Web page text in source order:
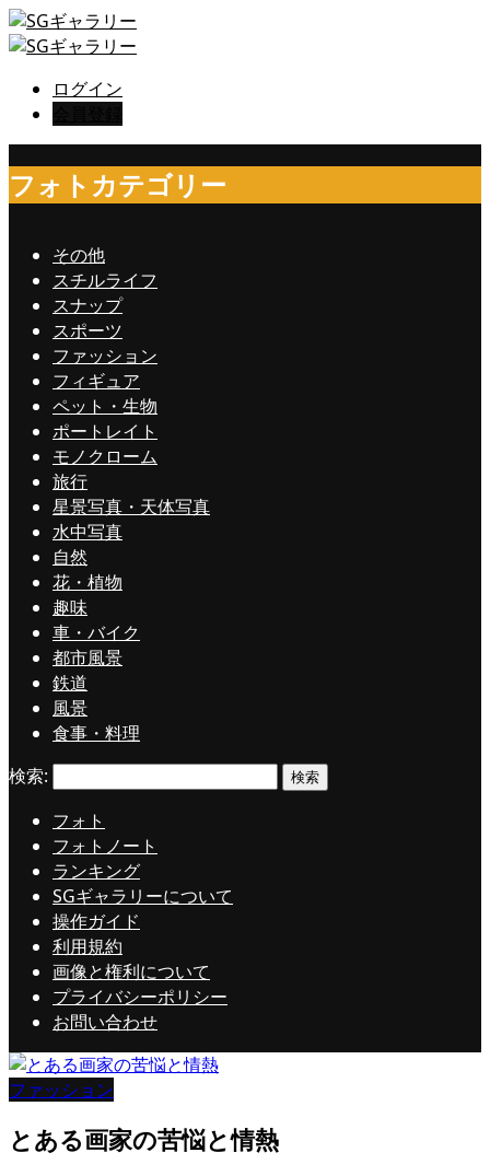
ログイン
フォトカテゴリー
その他
スチルライフ
スナップ
スポーツ
ファッション
フィギュア
ペット・生物
ポートレイト
モノクローム
旅行
星景写真・天体写真
水中写真
自然
花・植物
趣味
車・バイク
都市風景
鉄道
風景
食事・料理
フォト
フォトノート
ランキング
SGギャラリーについて
操作ガイド
利用規約
画像と権利について
プライバシーポリシー
お問い合わせ
検索:
ファッション
とある画家の苦悩と情熱